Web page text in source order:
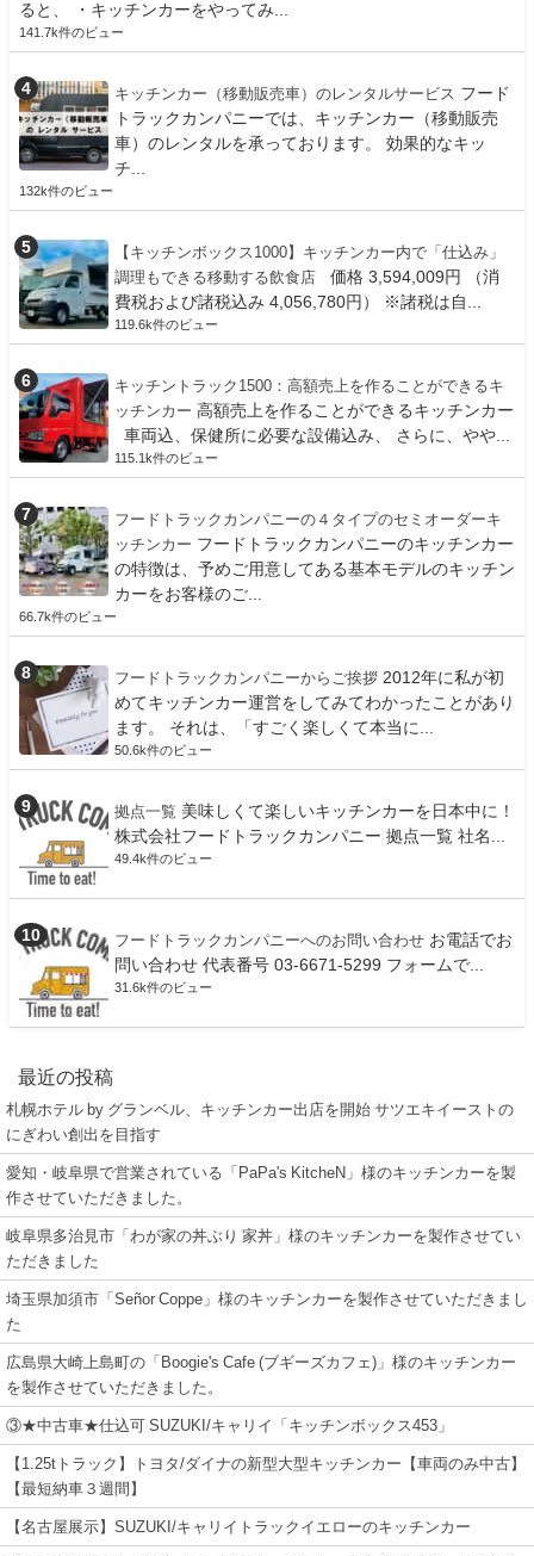
ると、 ・キッチンカーをやってみ...
141.7k件のビュー
キッチンカー（移動販売車）のレンタルサービス フード
トラックカンパニーでは、キッチンカー（移動販売
車）のレンタルを承っております。 効果的なキッ
チ...
132k件のビュー
【キッチンボックス1000】キッチンカー内で「仕込み」
調理もできる移動する飲食店
価格 3,594,009円 （消
費税および諸税込み 4,056,780円） ※諸税は自...
119.6k件のビュー
キッチントラック1500：高額売上を作ることができるキ
ッチンカー 高額売上を作ることができるキッチンカー
車両込、保健所に必要な設備込み、 さらに、やや...
115.1k件のビュー
フードトラックカンパニーの４タイプのセミオーダーキ
ッチンカー フードトラックカンパニーのキッチンカー
の特徴は、予めご用意してある基本モデルのキッチン
カーをお客様のご...
66.7k件のビュー
フードトラックカンパニーからご挨拶 2012年に私が初
めてキッチンカー運営をしてみてわかったことがあり
ます。 それは、「すごく楽しくて本当に...
50.6k件のビュー
拠点一覧 美味しくて楽しいキッチンカーを日本中に！
株式会社フードトラックカンパニー 拠点一覧 社名...
49.4k件のビュー
フードトラックカンパニーへのお問い合わせ お電話でお
問い合わせ 代表番号 03-6671-5299 フォームで...
31.6k件のビュー
最近の投稿
札幌ホテル by グランベル、キッチンカー出店を開始 サツエキイーストの
にぎわい創出を目指す
愛知・岐阜県で営業されている「PaPa's KitcheN」様のキッチンカーを製
作させていただきました。
岐阜県多治見市「わが家の丼ぶり 家丼」様のキッチンカーを製作させてい
ただきました
埼玉県加須市「Señor Coppe」様のキッチンカーを製作させていただきまし
た
広島県大崎上島町の「Boogie's Cafe (ブギーズカフェ)」様のキッチンカー
を製作させていただきました。
③★中古車★仕込可 SUZUKI/キャリイ「キッチンボックス453」
【1.25tトラック】トヨタ/ダイナの新型大型キッチンカー【車両のみ中古】
【最短納車３週間】
【名古屋展示】SUZUKI/キャリイトラックイエローのキッチンカー